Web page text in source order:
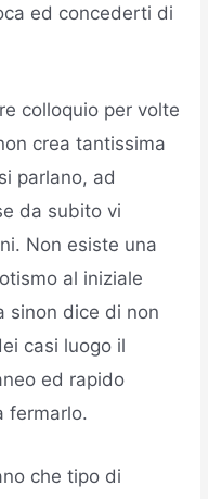
ed concederti di
colloquio per volte
crea tantissima
parlano, ad
da subito vi
Non esiste una
al iniziale
sinon dice di non
casi luogo il
ed rapido
fermarlo.
che tipo di